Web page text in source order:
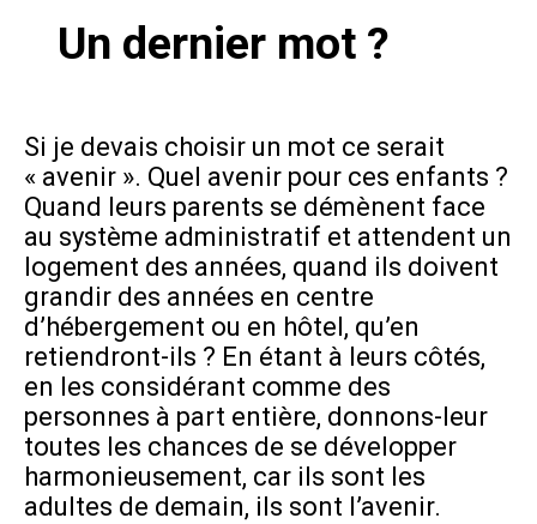
Un dernier mot ?
Si je devais choisir un mot ce serait
« avenir ». Quel avenir pour ces enfants ?
Quand leurs parents se démènent face
au système administratif et attendent un
logement des années, quand ils doivent
grandir des années en centre
d’hébergement ou en hôtel, qu’en
retiendront-ils ? En étant à leurs côtés,
en les considérant comme des
personnes à part entière, donnons-leur
toutes les chances de se développer
harmonieusement, car ils sont les
adultes de demain, ils sont l’avenir.